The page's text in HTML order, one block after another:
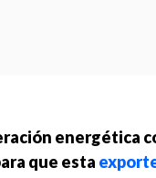
energética
que esta